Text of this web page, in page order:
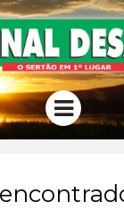
O Sertão em
Menu